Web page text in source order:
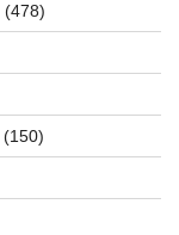
(478)
(150)